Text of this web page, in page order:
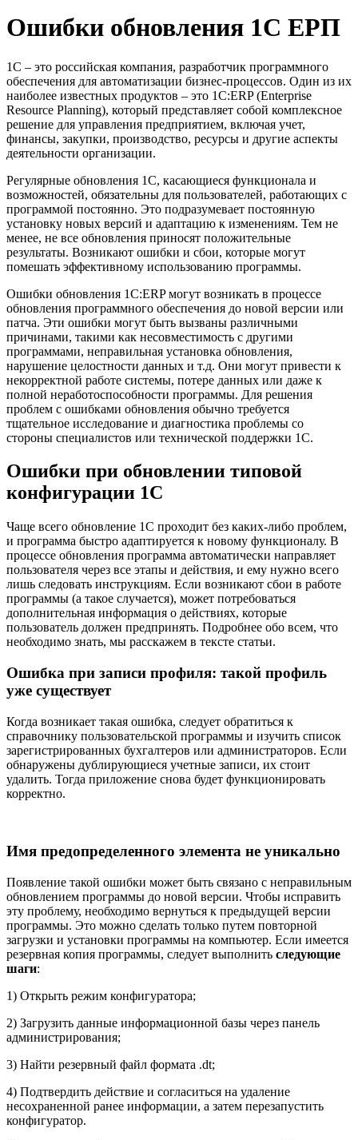
Ошибки обновления 1C ЕРП
1C – это российская компания, разработчик программного
обеспечения для автоматизации бизнес-процессов. Один из их
наиболее известных продуктов – это 1C:ERP (Enterprise
Resource Planning), который представляет собой комплексное
решение для управления предприятием, включая учет,
финансы, закупки, производство, ресурсы и другие аспекты
деятельности организации.
Регулярные обновления 1С, касающиеся функционала и
возможностей, обязательны для пользователей, работающих с
программой постоянно. Это подразумевает постоянную
установку новых версий и адаптацию к изменениям. Тем не
менее, не все обновления приносят положительные
результаты. Возникают ошибки и сбои, которые могут
помешать эффективному использованию программы.
Ошибки обновления 1C:ERP могут возникать в процессе
обновления программного обеспечения до новой версии или
патча. Эти ошибки могут быть вызваны различными
причинами, такими как несовместимость с другими
программами, неправильная установка обновления,
нарушение целостности данных и т.д. Они могут привести к
некорректной работе системы, потере данных или даже к
полной неработоспособности программы. Для решения
проблем с ошибками обновления обычно требуется
тщательное исследование и диагностика проблемы со
стороны специалистов или технической поддержки 1C.
Ошибки при обновлении типовой
конфигурации 1С
Чаще всего обновление 1C проходит без каких-либо проблем,
и программа быстро адаптируется к новому функционалу. В
процессе обновления программа автоматически направляет
пользователя через все этапы и действия, и ему нужно всего
лишь следовать инструкциям. Если возникают сбои в работе
программы (а такое случается), может потребоваться
дополнительная информация о действиях, которые
пользователь должен предпринять. Подробнее обо всем, что
необходимо знать, мы расскажем в тексте статьи.
Ошибка при записи профиля: такой профиль
уже существует
Когда возникает такая ошибка, следует обратиться к
справочнику пользовательской программы и изучить список
зарегистрированных бухгалтеров или администраторов. Если
обнаружены дублирующиеся учетные записи, их стоит
удалить. Тогда приложение снова будет функционировать
корректно.
Имя предопределенного элемента не уникально
Появление такой ошибки может быть связано с неправильным
обновлением программы до новой версии. Чтобы исправить
эту проблему, необходимо вернуться к предыдущей версии
программы. Это можно сделать только путем повторной
загрузки и установки программы на компьютер. Если имеется
резервная копия программы, следует выполнить следующие
шаги:
1) Открыть режим конфигуратора;
2) Загрузить данные информационной базы через панель
администрирования;
3) Найти резервный файл формата .dt;
4) Подтвердить действие и согласиться на удаление
несохраненной ранее информации, а затем перезапустить
конфигуратор.